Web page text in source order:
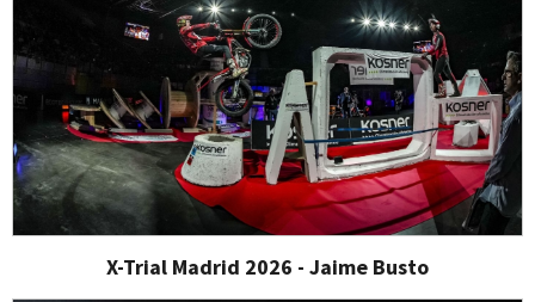
X-Trial Madrid 2026 - Jaime Busto